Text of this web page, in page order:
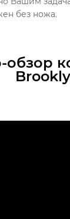
без ножа.
обзор